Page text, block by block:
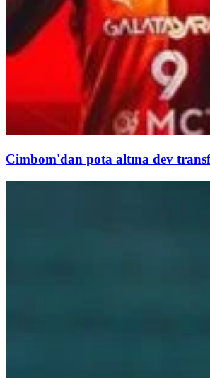
Cimbom'dan pota altına dev